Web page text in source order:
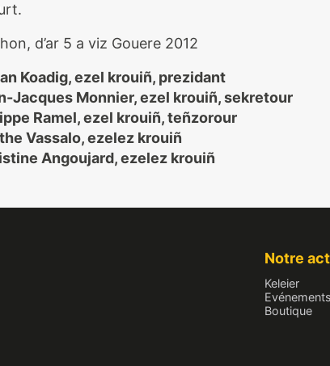
d’ar 5 a viz Gouere 2012
Koadig, ezel krouiñ, prezidant
Jacques Monnier, ezel krouiñ, sekretour
Ramel, ezel krouiñ, teñzorour
Vassalo, ezelez krouiñ
Angoujard, ezelez krouiñ
Notre
Keleier
Evénements
Boutique